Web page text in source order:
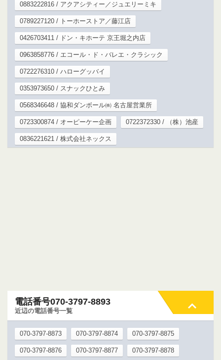
0883222816 / アクアシティー／ジュエリーミキ
0789227120 / トーホーストア／藤江店
0426703411 / ドン・キホーテ 京王堀之内店
0963858776 / エコール・ド・バレエ・クラシック
0722276310 / ハローグッバイ
0353973650 / スナックひとみ
0568346648 / 協和ダンボール㈱ 名古屋営業所
0723300874 / オーピーケー企画 0722372330 / （株）池産
0836221621 / 株式会社ネックス
電話番号070-3797-8893
近辺の電話番号一覧
070-3797-8873 070-3797-8874 070-3797-8875
070-3797-8876 070-3797-8877 070-3797-8878